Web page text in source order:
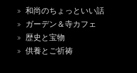
和尚のちょっといい話
ガーデン＆寺カフェ
歴史と宝物
供養とご祈祷